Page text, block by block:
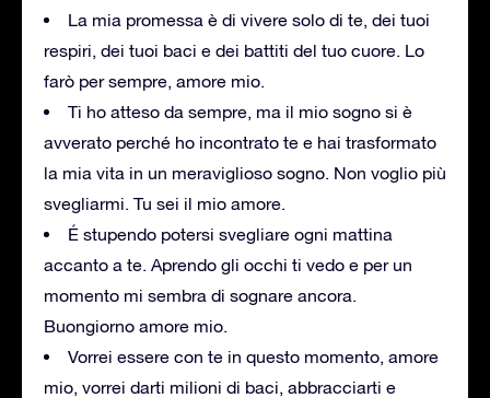
La mia promessa è di vivere solo di te, dei tuoi
respiri, dei tuoi baci e dei battiti del tuo cuore. Lo
farò per sempre, amore mio.
Ti ho atteso da sempre, ma il mio sogno si è
avverato perché ho incontrato te e hai trasformato
la mia vita in un meraviglioso sogno. Non voglio più
svegliarmi. Tu sei il mio amore.
É stupendo potersi svegliare ogni mattina
accanto a te. Aprendo gli occhi ti vedo e per un
momento mi sembra di sognare ancora.
Buongiorno amore mio.
Vorrei essere con te in questo momento, amore
mio, vorrei darti milioni di baci, abbracciarti e